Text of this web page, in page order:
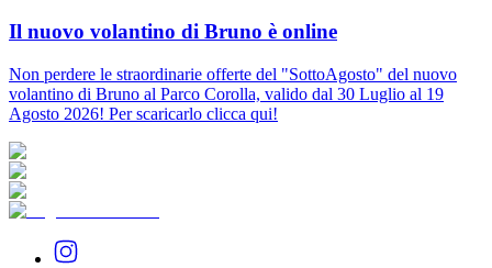
Il nuovo volantino di Bruno è online
Non perdere le straordinarie offerte del "SottoAgosto" del nuovo
volantino di Bruno al Parco Corolla, valido dal 30 Luglio al 19
Agosto 2026! Per scaricarlo clicca qui!